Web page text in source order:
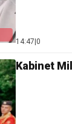
14:47 0
Kabinet